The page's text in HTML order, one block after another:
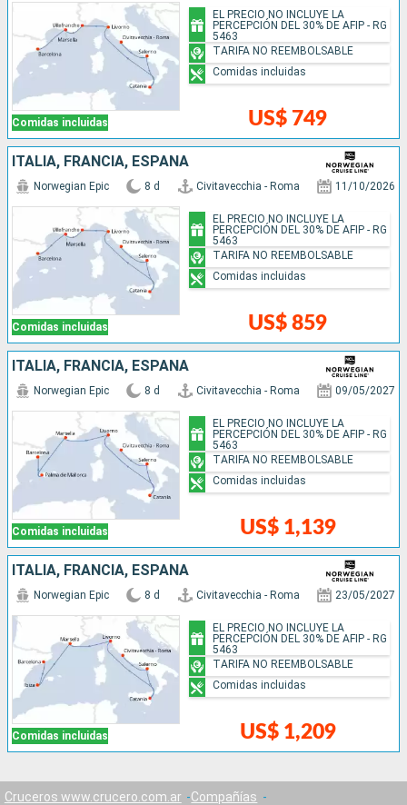
Comidas incluidas US$ 749
EL PRECIO NO INCLUYE LA
PERCEPCIÓN DEL 30% DE AFIP - RG
5463
TARIFA NO REEMBOLSABLE
Comidas incluidas
ITALIA, FRANCIA, ESPAÑA
Comidas incluidas
Norwegian Epic 8 d Civitavecchia - Roma 11/10/2026
US$ 859
EL PRECIO NO INCLUYE LA
PERCEPCIÓN DEL 30% DE AFIP - RG
5463
TARIFA NO REEMBOLSABLE
Comidas incluidas
ITALIA, FRANCIA, ESPAÑA
Comidas incluidas
Norwegian Epic 8 d Civitavecchia - Roma 09/05/2027
US$ 1,139
EL PRECIO NO INCLUYE LA
PERCEPCIÓN DEL 30% DE AFIP - RG
5463
TARIFA NO REEMBOLSABLE
Comidas incluidas
ITALIA, FRANCIA, ESPAÑA
Comidas incluidas
Norwegian Epic 8 d Civitavecchia - Roma 23/05/2027
US$ 1,209
EL PRECIO NO INCLUYE LA
PERCEPCIÓN DEL 30% DE AFIP - RG
5463
TARIFA NO REEMBOLSABLE
Comidas incluidas
Cruceros www.crucero.com.ar
Compañías